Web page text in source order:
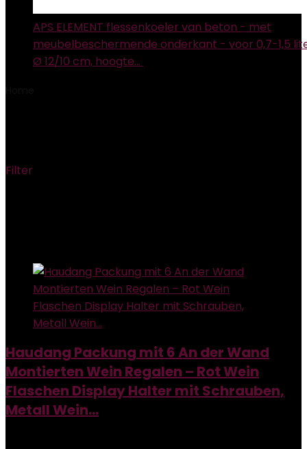
APS ELEMENT flessenkoeler van beton - met
meubelbeschermende onderkant - voor 0,7-1,5
Ø 12/10 cm, hoogte…
Filter
Haudang Packung mit 6 An der Wand
Montierten Wein Regalen – Rot Wein
Flaschen Display Halter mit Schrauben,
Metall Wein…